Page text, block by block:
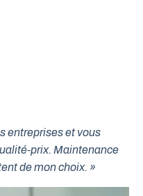
entreprises et vous
prix. Maintenance
de mon choix. »